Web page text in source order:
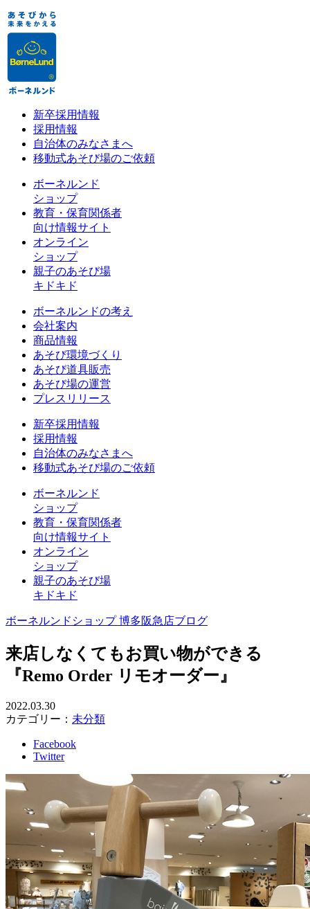
新卒採用情報
採用情報
自治体のみなさまへ
移動式あそび場のご依頼
ボーネルンド
ショップ
教育・保育関係者
向け情報サイト
オンライン
ショップ
親子のあそび場
キドキド
ボーネルンドの考え
会社案内
商品情報
あそび環境づくり
あそび道具販売
あそび場の運営
プレスリリース
新卒採用情報
採用情報
自治体のみなさまへ
移動式あそび場のご依頼
ボーネルンド
ショップ
教育・保育関係者
向け情報サイト
オンライン
ショップ
親子のあそび場
キドキド
ボーネルンドショップ 博多阪急店ブログ
来店しなくてもお買い物ができる
『Remo Order リモオーダー』
2022.03.30
カテゴリー： 未分類
Facebook
Twitter